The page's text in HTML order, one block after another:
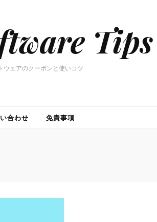
Tips
ウェアのクーポンと使いコツ
合わせ 免責事項